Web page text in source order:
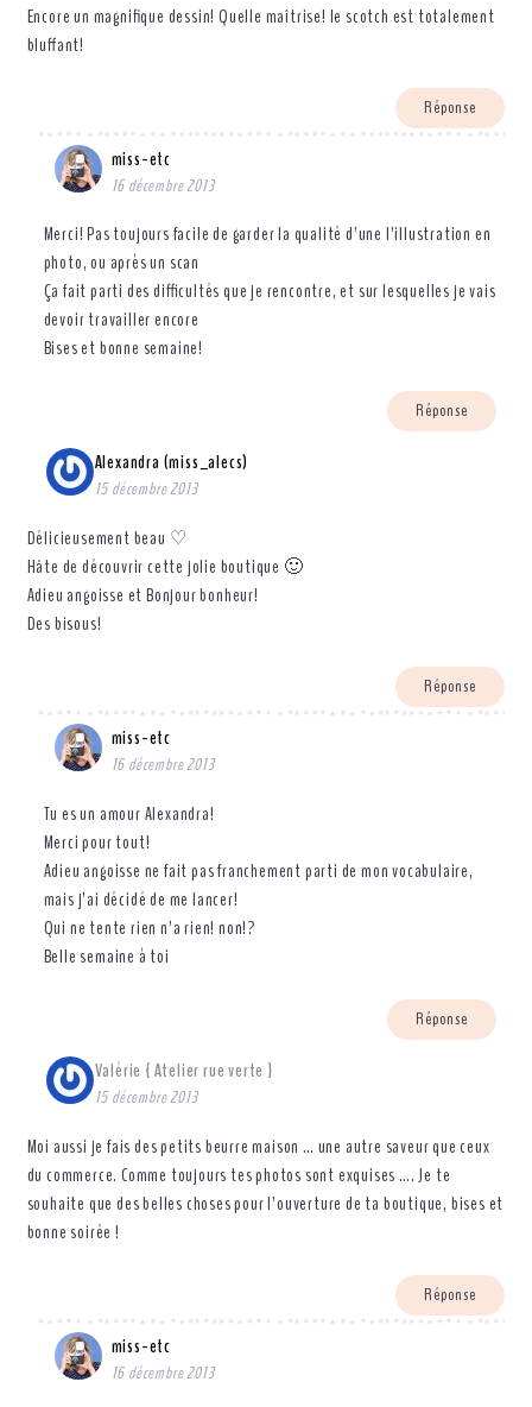
Encore un magnifique dessin! Quelle maîtrise! le scotch est totalement
bluffant!
Réponse
miss-etc
16 décembre 2013
Merci! Pas toujours facile de garder la qualité d’une l’illustration en
photo, ou après un scan
Ça fait parti des difficultés que je rencontre, et sur lesquelles je vais
devoir travailler encore
Bises et bonne semaine!
Réponse
Alexandra (miss_alecs)
15 décembre 2013
Délicieusement beau ♡
Hâte de découvrir cette jolie boutique 🙂
Adieu angoisse et Bonjour bonheur!
Des bisous!
Réponse
miss-etc
16 décembre 2013
Tu es un amour Alexandra!
Merci pour tout!
Adieu angoisse ne fait pas franchement parti de mon vocabulaire,
mais j’ai décidé de me lancer!
Qui ne tente rien n’a rien! non!?
Belle semaine à toi
Réponse
Valérie { Atelier rue verte }
15 décembre 2013
Moi aussi je fais des petits beurre maison … une autre saveur que ceux
du commerce. Comme toujours tes photos sont exquises …. Je te
souhaite que des belles choses pour l’ouverture de ta boutique, bises et
bonne soirée !
Réponse
miss-etc
16 décembre 2013